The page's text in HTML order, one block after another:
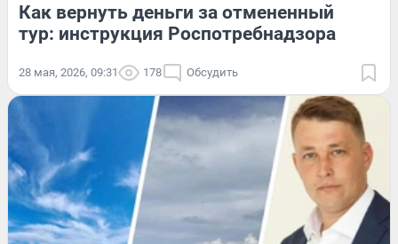
Как вернуть деньги за отмененный
тур: инструкция Роспотребнадзора
28 мая, 2026, 09:31 178 Обсудить